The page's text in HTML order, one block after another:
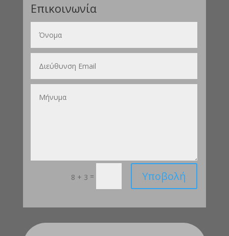
Επικοινωνία
8 + 3 = Υποβολή